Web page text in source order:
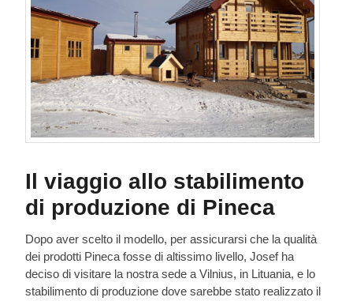
Il viaggio allo stabilimento
di produzione di Pineca
Dopo aver scelto il modello, per assicurarsi che la qualità
dei prodotti Pineca fosse di altissimo livello, Josef ha
deciso di visitare la nostra sede a Vilnius, in Lituania, e lo
stabilimento di produzione dove sarebbe stato realizzato il